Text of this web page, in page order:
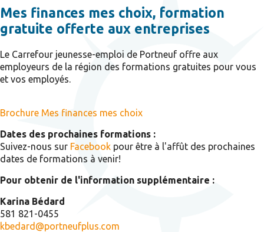
Mes finances mes choix, formation
gratuite offerte aux entreprises
Le Carrefour jeunesse-emploi de Portneuf offre aux
employeurs de la région des formations gratuites pour vous
et vos employés.
Brochure Mes finances mes choix
Dates des prochaines formations :
Suivez-nous sur Facebook pour être à l'affût des prochaines
dates de formations à venir!
Pour obtenir de l'information supplémentaire :
Karina Bédard
581 821-0455
kbedard@portneufplus.com